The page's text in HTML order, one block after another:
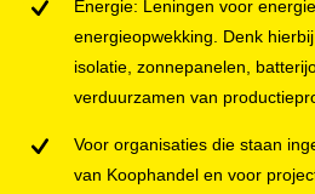
Energie: Leningen voor
energieopwekking. Denk
isolatie, zonnepanelen,
verduurzamen van
Voor organisaties die staan
van Koophandel en voor